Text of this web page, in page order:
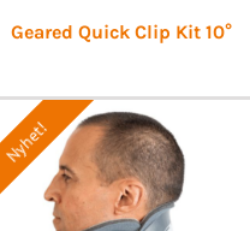
Geared Quick Clip Kit 10°
Nyhet!